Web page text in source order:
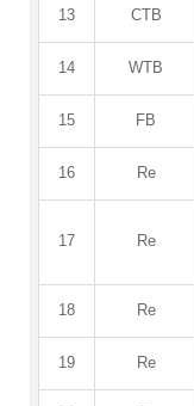
13 CTB
14 WTB
15 FB
16 Re
17 Re
18 Re
19 Re